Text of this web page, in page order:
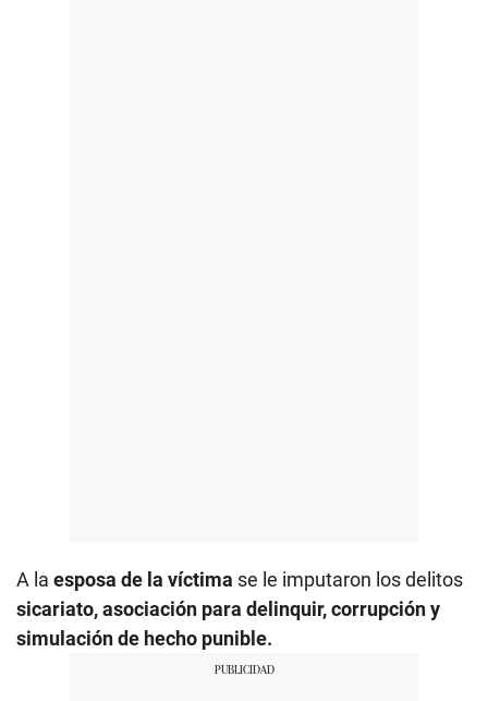
A la esposa de la víctima se le imputaron los delitos
sicariato, asociación para delinquir, corrupción y
simulación de hecho punible.